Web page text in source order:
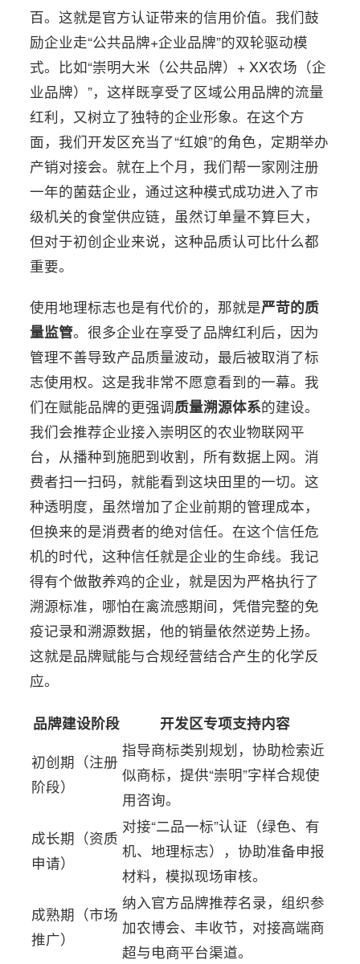
百。这就是官方认证带来的信用价值。我们鼓
励企业走“公共品牌+企业品牌”的双轮驱动模
式。比如“崇明大米（公共品牌）+ XX农场（企
业品牌）”，这样既享受了区域公用品牌的流量
红利，又树立了独特的企业形象。在这个方
面，我们开发区充当了“红娘”的角色，定期举办
产销对接会。就在上个月，我们帮一家刚注册
一年的菌菇企业，通过这种模式成功进入了市
级机关的食堂供应链，虽然订单量不算巨大，
但对于初创企业来说，这种品质认可比什么都
重要。
使用地理标志也是有代价的，那就是严苛的质
量监管。很多企业在享受了品牌红利后，因为
管理不善导致产品质量波动，最后被取消了标
志使用权。这是我非常不愿意看到的一幕。我
们在赋能品牌的更强调质量溯源体系的建设。
我们会推荐企业接入崇明区的农业物联网平
台，从播种到施肥到收割，所有数据上网。消
费者扫一扫码，就能看到这块田里的一切。这
种透明度，虽然增加了企业前期的管理成本，
但换来的是消费者的绝对信任。在这个信任危
机的时代，这种信任就是企业的生命线。我记
得有个做散养鸡的企业，就是因为严格执行了
溯源标准，哪怕在禽流感期间，凭借完整的免
疫记录和溯源数据，他的销量依然逆势上扬。
这就是品牌赋能与合规经营结合产生的化学反
应。
品牌建设阶段
开发区专项支持内容
初创期（注册
阶段）
指导商标类别规划，协助检索近
似商标，提供“崇明”字样合规使
用咨询。
成长期（资质
申请）
对接“二品一标”认证（绿色、有
机、地理标志），协助准备申报
材料，模拟现场审核。
成熟期（市场
推广）
纳入官方品牌推荐名录，组织参
加农博会、丰收节，对接高端商
超与电商平台渠道。